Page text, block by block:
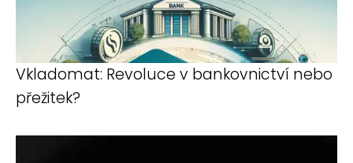
Vkladomat: Revoluce v bankovnictví nebo
přežitek?